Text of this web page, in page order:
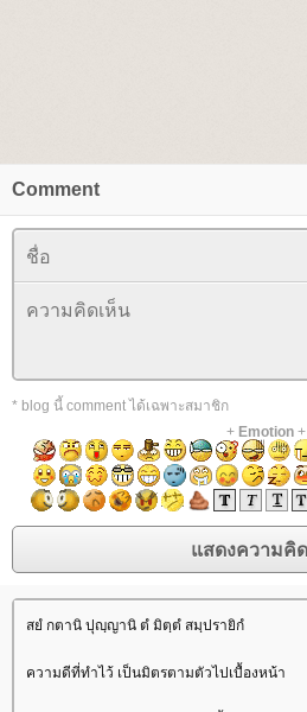
Comment
* blog นี้ comment ได้เฉพาะสมาชิก
+ Emotion+
สยํ กตานิ ปุญฺญานิ ตํ มิตฺตํ สมฺปรายิกํ
ความดีที่ทำไว้ เป็นมิตรตามตัวไปเบื้องหน้า